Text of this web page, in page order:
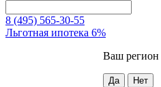
8 (495) 565-30-55
Льготная ипотека 6%
Ваш регион